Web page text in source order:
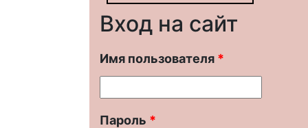
Вход на сайт
Имя пользователя *
Пароль *